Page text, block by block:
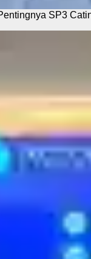
SP3